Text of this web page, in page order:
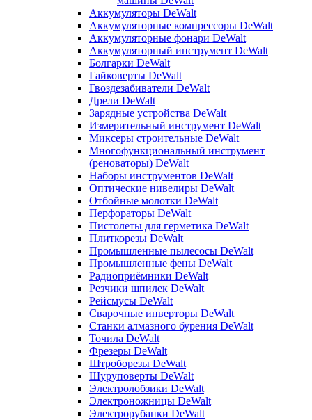
Аккумуляторы DeWalt
Аккумуляторные компрессоры DeWalt
Аккумуляторные фонари DeWalt
Аккумуляторный инструмент DeWalt
Болгарки DeWalt
Гайковерты DeWalt
Гвоздезабиватели DeWalt
Дрели DeWalt
Зарядные устройства DeWalt
Измерительный инструмент DeWalt
Миксеры строительные DeWalt
Многофункциональный инструмент
(реноваторы) DeWalt
Наборы инструментов DeWalt
Оптические нивелиры DeWalt
Отбойные молотки DeWalt
Перфораторы DeWalt
Пистолеты для герметика DeWalt
Плиткорезы DeWalt
Промышленные пылесосы DeWalt
Промышленные фены DeWalt
Радиоприёмники DeWalt
Резчики шпилек DeWalt
Рейсмусы DeWalt
Сварочные инверторы DeWalt
Станки алмазного бурения DeWalt
Точила DeWalt
Фрезеры DeWalt
Штроборезы DeWalt
Шуруповерты DeWalt
Электролобзики DeWalt
Электроножницы DeWalt
Электрорубанки DeWalt